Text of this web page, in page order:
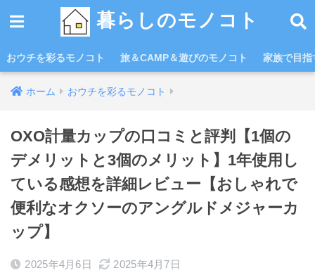
暮らしのモノコト
おウチを彩るモノコト 旅＆CAMP＆遊びのモノコト 家族で目指
ホーム おウチを彩るモノコト
OXO計量カップの口コミと評判【1個の
デメリットと3個のメリット】1年使用し
ている感想を詳細レビュー【おしゃれで
便利なオクソーのアングルドメジャーカ
ップ】
2025年4月6日 2025年4月7日